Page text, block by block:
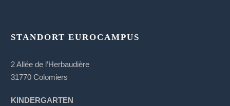
STANDORT EUROCAMPUS
2 Allée de l’Herbaudière
31770 Colomiers
KINDERGARTEN